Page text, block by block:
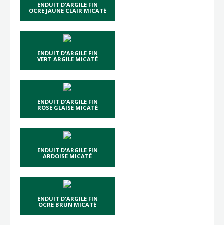
ENDUIT D'ARGILE FIN
OCRE JAUNE CLAIR MICATÉ
ENDUIT D'ARGILE FIN
VERT ARGILE MICATÉ
ENDUIT D'ARGILE FIN
ROSE GLAISE MICATÉ
ENDUIT D'ARGILE FIN
ARDOISE MICATÉ
ENDUIT D'ARGILE FIN
OCRE BRUN MICATÉ